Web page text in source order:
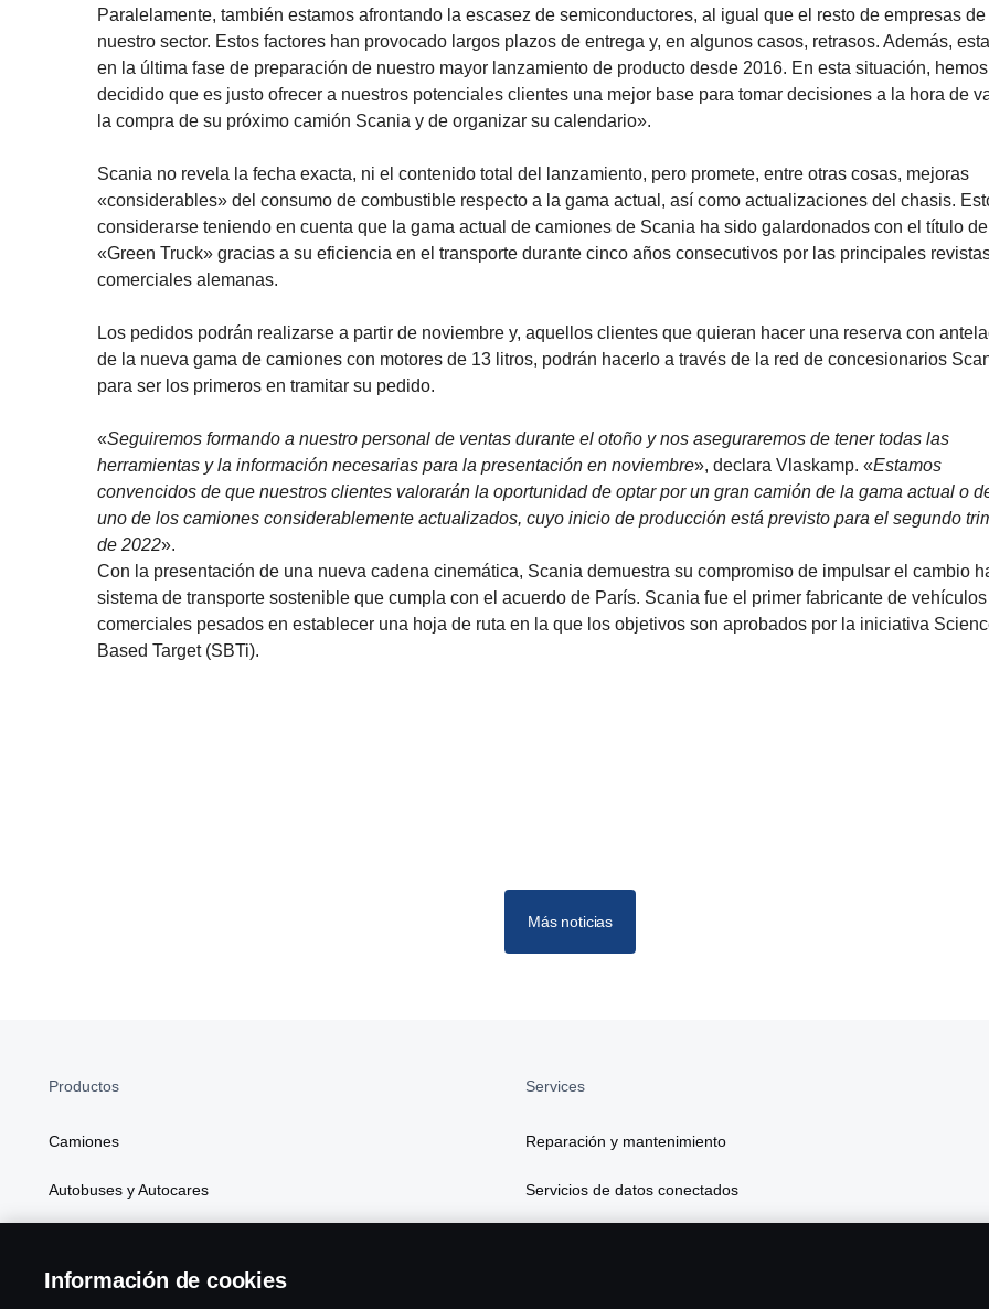
Paralelamente, también estamos afrontando la escasez de semiconductores, al igual que el resto de empresas de
nuestro sector. Estos factores han provocado largos plazos de entrega y, en algunos casos, retrasos. Además,
en la última fase de preparación de nuestro mayor lanzamiento de producto desde 2016. En esta situación, hemos
decidido que es justo ofrecer a nuestros potenciales clientes una mejor base para tomar decisiones a la hora de
la compra de su próximo camión Scania y de organizar su calendario».
Scania no revela la fecha exacta, ni el contenido total del lanzamiento, pero promete, entre otras cosas, mejoras
«considerables» del consumo de combustible respecto a la gama actual, así como actualizaciones del chasis.
considerarse teniendo en cuenta que la gama actual de camiones de Scania ha sido galardonados con el título de
«Green Truck» gracias a su eficiencia en el transporte durante cinco años consecutivos por las principales
comerciales alemanas.
Los pedidos podrán realizarse a partir de noviembre y, aquellos clientes que quieran hacer una reserva con
de la nueva gama de camiones con motores de 13 litros, podrán hacerlo a través de la red de concesionarios
para ser los primeros en tramitar su pedido.
«Seguiremos formando a nuestro personal de ventas durante el otoño y nos aseguraremos de tener todas las
herramientas y la información necesarias para la presentación en noviembre», declara Vlaskamp. «Estamos
convencidos de que nuestros clientes valorarán la oportunidad de optar por un gran camión de la gama actual o
uno de los camiones considerablemente actualizados, cuyo inicio de producción está previsto para el segundo
de 2022».
Con la presentación de una nueva cadena cinemática, Scania demuestra su compromiso de impulsar el cambio
sistema de transporte sostenible que cumpla con el acuerdo de París. Scania fue el primer fabricante de vehículos
comerciales pesados en establecer una hoja de ruta en la que los objetivos son aprobados por la iniciativa
Based Target (SBTi).
Más noticias
Productos
Camiones
Autobuses y Autocares
Atributos
Services
Reparación y mantenimiento
Servicios de datos conectados
Información de cookies